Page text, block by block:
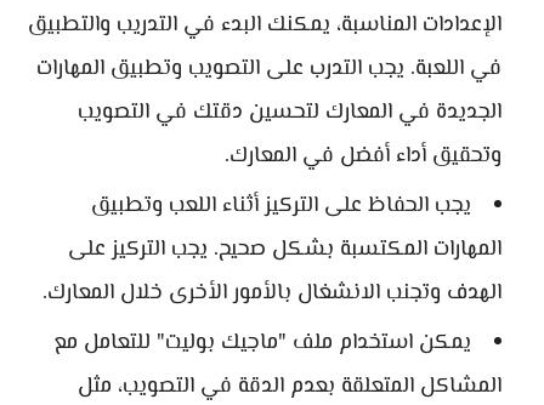
الإعدادات المناسبة، يمكنك البدء في التدريب والتطبيق
في اللعبة. يجب التدرب على التصويب وتطبيق المهارات
الجديدة في المعارك لتحسين دقتك في التصويب
وتحقيق أداء أفضل في المعارك.
يجب الحفاظ على التركيز أثناء اللعب وتطبيق
المهارات المكتسبة بشكل صحيح. يجب التركيز على
الهدف وتجنب الانشغال بالأمور الأخرى خلال المعارك.
يمكن استخدام ملف "ماجيك بوليت" للتعامل مع
المشاكل المتعلقة بعدم الدقة في التصويب، مثل